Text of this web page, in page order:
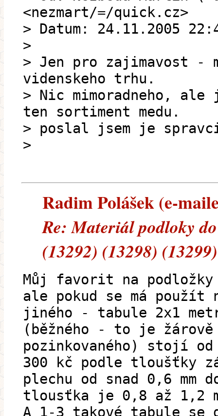
<nezmart/=/quick.cz>
> Datum: 24.11.2005
>
> Jen pro zajimavost -
videnskeho trhu.
> Nic mimoradneho,
ten sortiment medu.
> poslal jsem je
>
Radim Polášek (e-
Re: Materiál podloky
(13292) (13298) (13299)
Můj favorit na
ale pokud se má použít
jiného - tabule 2x1
(běžného - to je žárově
pozinkovaného) stojí od
300 kč podle tloušťky
plechu od snad 0,6 mm
tlousťka je 0,8 až 1,2
A 1-3 takové tabule se